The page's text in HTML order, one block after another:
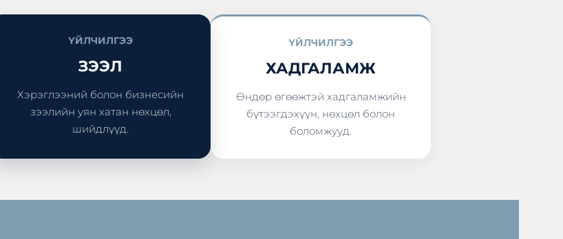
ҮЙЛЧИЛГЭЭ
ЗЭЭЛ
Хэрэглээний болон бизнесийн
зээлийн уян хатан нөхцөл,
шийдлүүд.
ҮЙЛЧИЛГЭЭ
ХАДГАЛАМЖ
Өндөр өгөөжтэй хадгаламжийн
бүтээгдэхүүн, нөхцөл болон
боломжууд.